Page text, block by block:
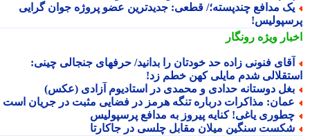
مدافع چندپسته؛/ قطعی: جدیدترین عضو پروژه جوان گرایی
ویژهرونگار
فنونی زاده حد خودتان را بدانید/ حرفهای جنجالی چینی:
شدم مایلی کهن خطم زد!
دوستانه حدادی و محمدی در استادیوم آزادی (عکس)
مذاکرات درباره تنگه هرمز در فضایی مثبت در جریان است
یاغی! کنایه پیروز به مدافع پرسپولیس
سنگین میلان مقابل چلسی در جاکارتا